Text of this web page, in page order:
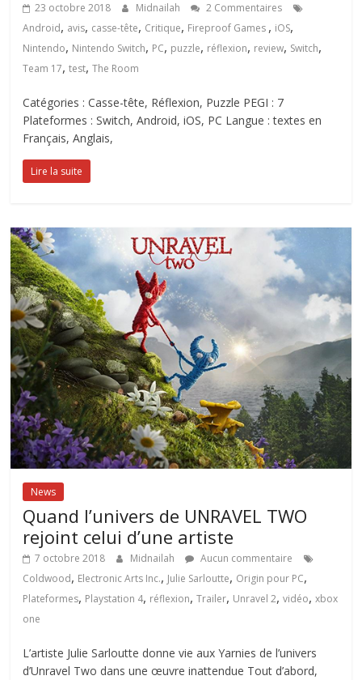
23 octobre 2018 Midnailah
2 Commentaires
Android, avis, casse-tête, Critique, , iOS,
Nintendo, Nintendo Switch, PC, puzzle, réflexion, review, Switch,
Team 17,test,The Room
Catégories : Casse-tête, Réflexion, Puzzle PEGI : 7
Plateformes : Switch, Android, iOS, PC Langue : textes en
Français, Anglais,
Lire la suite
News
Quand l’univers de UNRAVEL TWO
rejoint celui d’une artiste
7 octobre 2018 Midnailah
Aucun commentaire
Coldwood, Electronic Arts Inc., Julie Sarloutte, Origin pour PC,
Plateformes, Playstation 4, réflexion,Trailer, Unravel 2,vidéo,xbox
one
L’artiste Julie Sarloutte donne vie aux Yarnies de l’univers
d’Unravel Two dans une œuvre inattendue Tout d’abord,